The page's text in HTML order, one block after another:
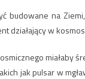
budowane na
działający w
miałaby
jak pulsar w